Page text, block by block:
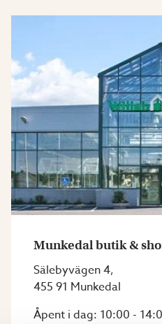
Munkedal butik &
Sälebyvägen 4,
455 91 Munkedal
Åpent i dag: 10:00 -